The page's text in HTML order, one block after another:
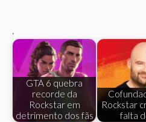
.
GTA 6 quebra
recorde da
Rockstar em
detrimento dos fãs
Rockstar
falta